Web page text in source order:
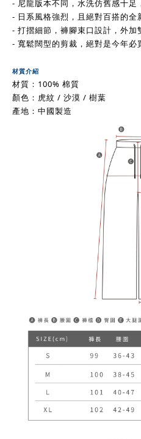
- 尼龍版本不同 ，水洗仿舊感十足
- 日系風格強烈，且絕對百搭的全
- 打摺細節，褲腳束口設計，外加
- 寬鬆闊型的剪裁，絕對是今年必
材質介紹
材質：100% 棉質
顏色：虎紋 / 沙漠 / 樹葉
產地：中國製造